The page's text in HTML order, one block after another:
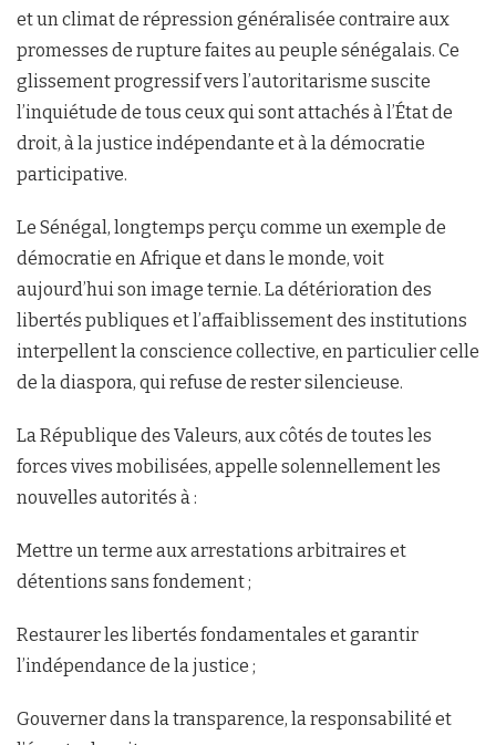
et un climat de répression généralisée contraire aux
promesses de rupture faites au peuple sénégalais. Ce
glissement progressif vers l’autoritarisme suscite
l’inquiétude de tous ceux qui sont attachés à l’État de
droit, à la justice indépendante et à la démocratie
participative.
Le Sénégal, longtemps perçu comme un exemple de
démocratie en Afrique et dans le monde, voit
aujourd’hui son image ternie. La détérioration des
libertés publiques et l’affaiblissement des institutions
interpellent la conscience collective, en particulier celle
de la diaspora, qui refuse de rester silencieuse.
La République des Valeurs, aux côtés de toutes les
forces vives mobilisées, appelle solennellement les
nouvelles autorités à :
Mettre un terme aux arrestations arbitraires et
détentions sans fondement ;
Restaurer les libertés fondamentales et garantir
l’indépendance de la justice ;
Gouverner dans la transparence, la responsabilité et